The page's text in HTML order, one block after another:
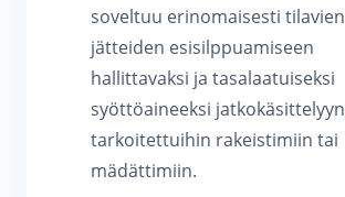
soveltuu erinomaisesti tilavien
jätteiden esisilppuamiseen
hallittavaksi ja tasalaatuiseksi
syöttöaineeksi jatkokäsittelyyn
tarkoitettuihin rakeistimiin tai
mädättimiin.